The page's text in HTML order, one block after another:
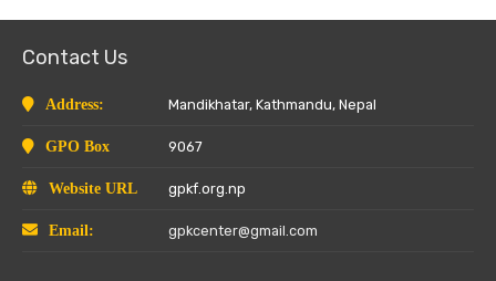
Contact Us
Address: Mandikhatar, Kathmandu, Nepal
GPO Box 9067
Website URL gpkf.org.np
Email: gpkcenter@gmail.com